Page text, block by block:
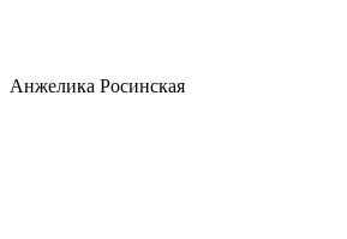
Анжелика Росинская